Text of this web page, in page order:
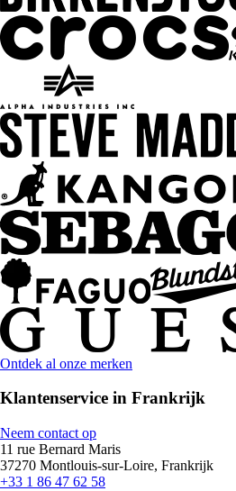
Ontdek al onze merken
Klantenservice in Frankrijk
Neem contact op
11 rue Bernard Maris
37270 Montlouis-sur-Loire, Frankrijk
+33 1 86 47 62 58